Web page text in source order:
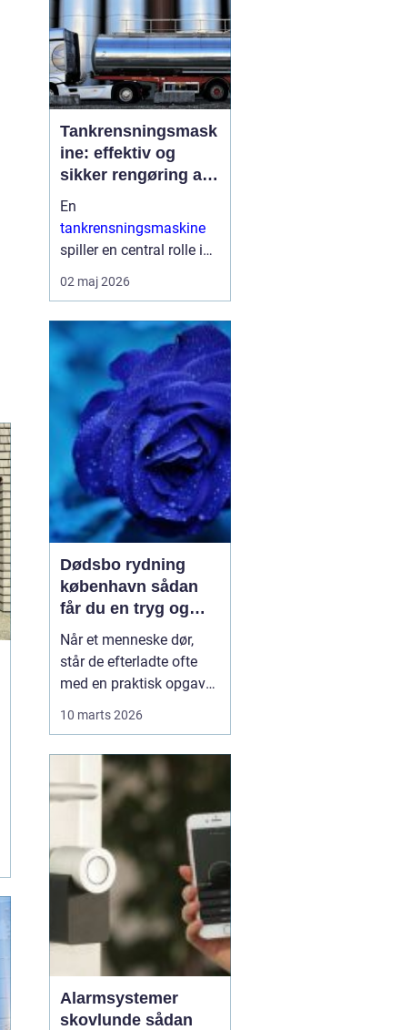
Tankrensningsmask
ine: effektiv og
sikker rengøring af
proces og
lagertanke
En
tankrensningsmaskine
spiller en central rolle i
mange industrier, hvor
hygiejne, sikkerhed og
Når tanke bruges til
fødevarer, pharma, kemi
eller på skibe, sti...
02 maj 2026
Dødsbo rydning
københavn sådan
får du en tryg og
effektiv løsning
Når et menneske dør,
står de efterladte ofte
med en praktisk opgave,
minder i hvert rum, og
samtidig presser
tidsfrister, skifteret og
måske et boligskifte på.
Her kan professionel
10 marts 2026
Alarmsystemer
skovlunde sådan